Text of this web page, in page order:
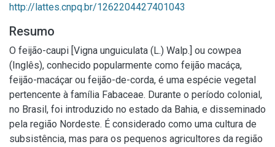
http://lattes.cnpq.br/1262204427401043
Resumo
O feijão-caupi [Vigna unguiculata (L.) Walp.] ou cowpea
(Inglês), conhecido popularmente como feijão macáça,
feijão-macáçar ou feijão-de-corda, é uma espécie vegetal
pertencente à família Fabaceae. Durante o período colonial,
no Brasil, foi introduzido no estado da Bahia, e disseminado
pela região Nordeste. É considerado como uma cultura de
subsistência, mas para os pequenos agricultores da região